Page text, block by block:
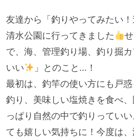
友達から「釣りやってみたい
清水公園に行ってきました
で、海、管理釣り場、釣り掘
いい
」とのこと…！
最初は、釣竿の使い方にも戸
釣り、美味しい塩焼きを食べ
っぱり自然の中で釣りってい
ても嬉しい気持ちに！今度は